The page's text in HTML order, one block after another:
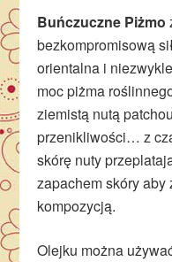
Buńczuczne Piżmo
bezkompromisową
orientalna i
moc piżma
ziemistą nutą
przenikliwości… z
skórę nuty
zapachem skóry
kompozycją.
Olejku można